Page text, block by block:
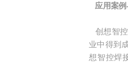
应用案
创想智
业中得到
想智控焊